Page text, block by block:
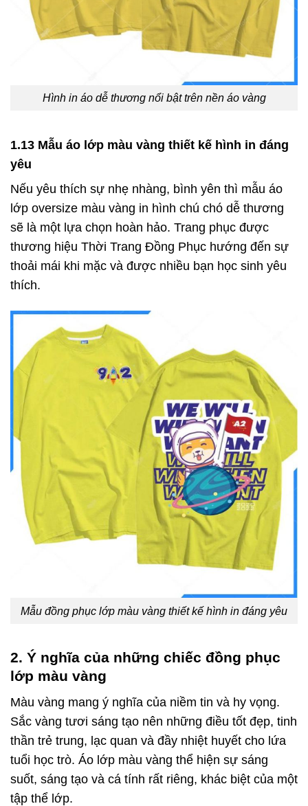
Hình in áo dễ thương nổi bật trên nền áo vàng
1.13 Mẫu áo lớp màu vàng thiết kế hình in đáng
yêu
Nếu yêu thích sự nhẹ nhàng, bình yên thì mẫu áo
lớp oversize màu vàng in hình chú chó dễ thương
sẽ là một lựa chọn hoàn hảo. Trang phục được
thương hiệu Thời Trang Đồng Phục hướng đến sự
thoải mái khi mặc và được nhiều bạn học sinh yêu
thích.
Mẫu đồng phục lớp màu vàng thiết kế hình in đáng yêu
2. Ý nghĩa của những chiếc đồng phục
lớp màu vàng
Màu vàng mang ý nghĩa của niềm tin và hy vọng.
Sắc vàng tươi sáng tạo nên những điều tốt đẹp, tinh
thần trẻ trung, lạc quan và đầy nhiệt huyết cho lứa
tuổi học trò. Áo lớp màu vàng thể hiện sự sáng
suốt, sáng tạo và cá tính rất riêng, khác biệt của một
tập thể lớp.